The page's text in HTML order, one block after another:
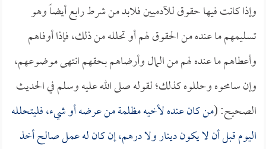
وإذا كانت فيها حقوق للآدميين فلابد من شرط رابع أيضاً وهو
تسليمهم ما عنده من الحقوق لهم أو تحلله من ذلك، فإذا أوفاهم
وأعطاهم ما عنده لهم من المال وأرضاهم بحقهم انتهى موضوعهم،
وإن سامحوه وحللوه كذلك؛ لقوله صلى الله عليه وسلم في الحديث
الصحيح: (من كان عنده لأخيه مظلمة من عرضه أو شيء، فليتحلله
اليوم قبل أن لا يكون دينار ولا درهم، إن كان له عمل صالح أخذ